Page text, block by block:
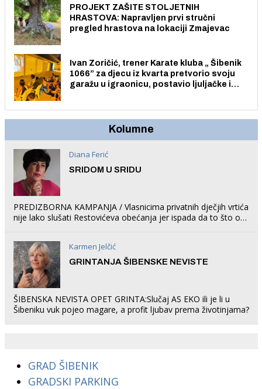
PROJEKT ZAŠITE STOLJETNIH
HRASTOVA: Napravljen prvi stručni
pregled hrastova na lokaciji Zmajevac
Ivan Zoričić, trener Karate kluba „ Šibenik
1066” za djecu iz kvarta pretvorio svoju
garažu u igraonicu, postavio ljuljačke i
Kolumne
Diana Ferić
SRIDOM U SRIDU
PREDIZBORNA KAMPANJA / Vlasnicima privatnih dječjih vrtića
nije lako slušati Restovićeva obećanja jer ispada da to što oni
Karmen Jelčić
GRINTANJA ŠIBENSKE NEVISTE
ŠIBENSKA NEVISTA OPET GRINTA:Slučaj AS EKO ili je li u
Šibeniku vuk pojeo magare, a profit ljubav prema životinjama?
GRAD ŠIBENIK
GRADSKI PARKING